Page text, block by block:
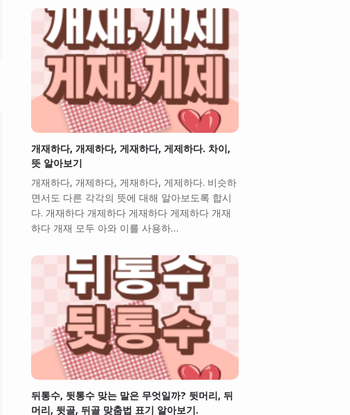
개재하다, 개제하다, 게재하다, 게제하다. 차이,
뜻 알아보기
개재하다, 개제하다, 게재하다, 게제하다. 비슷하
면서도 다른 각각의 뜻에 대해 알아보도록 합시
다. 개재하다 개제하다 게재하다 게제하다 개재
하다 개재 모두 아와 이를 사용하…
뒤통수, 뒷통수 맞는 말은 무엇일까? 뒷머리, 뒤
머리, 뒷골, 뒤골 맞춤법 표기 알아보기.